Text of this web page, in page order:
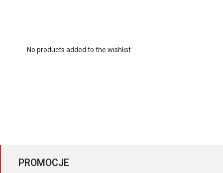
No products added to the wishlist
PROMOCJE